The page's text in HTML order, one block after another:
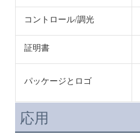
コントロール/調光
証明書
パッケージとロゴ
応用